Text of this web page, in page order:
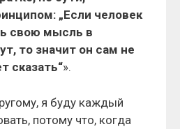
„Если человек
свою мысль в
то значит он сам не
сказать“».
я буду каждый
потому что, когда